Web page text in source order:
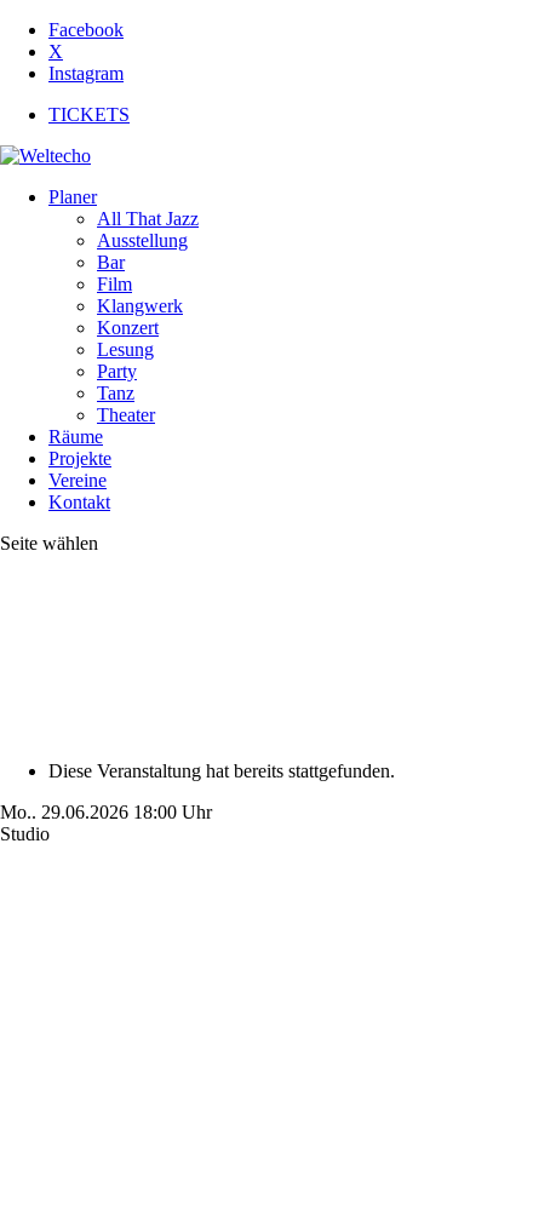
Facebook
X
Instagram
TICKETS
Planer
All That Jazz
Ausstellung
Bar
Film
Klangwerk
Konzert
Lesung
Party
Tanz
Theater
Räume
Projekte
Vereine
Kontakt
Seite wählen
Diese Veranstaltung hat bereits stattgefunden.
Mo.. 29.06.2026 18:00 Uhr
Studio